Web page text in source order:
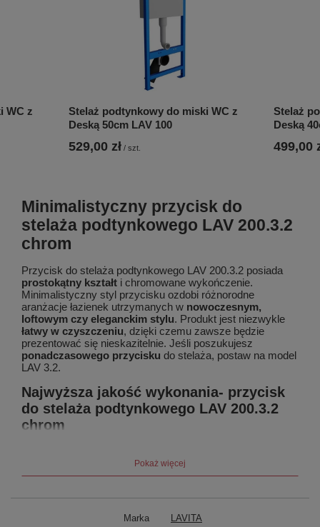
WC z
Stelaż podtynkowy do miski WC z
Deską 50cm LAV 100
529,00 zł / szt.
Stelaż
Deską
499,00
Minimalistyczny przycisk do
stelaża podtynkowego LAV 200.3.2
chrom
Przycisk do stelaża podtynkowego LAV 200.3.2 posiada
prostokątny kształt i chromowane wykończenie.
Minimalistyczny styl przycisku ozdobi różnorodne
aranżacje łazienek utrzymanych w nowoczesnym,
loftowym czy eleganckim stylu. Produkt jest niezwykle
łatwy w czyszczeniu, dzięki czemu zawsze będzie
prezentować się nieskazitelnie. Jeśli poszukujesz
ponadczasowego przycisku do stelaża, postaw na model
LAV 3.2.
Najwyższa jakość wykonania- przycisk
do stelaża podtynkowego LAV 200.3.2
chrom
najlepszej klasy materiału ABS, który jest
powstawanie rdzy, zarysowań, odkształceń czy ubytków.
pełny- co pomożeograniczyć zużycie wody. Przycisk do
instalacja jest prostai nie zajmuje wiele
Pokaż więcej
Marka LAVITA